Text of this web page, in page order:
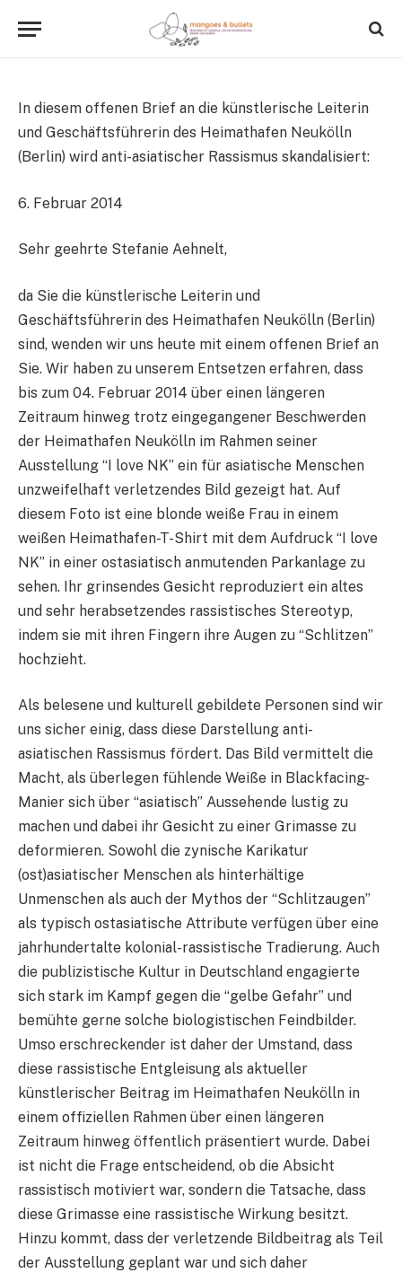
7 Mins Read
In diesem offenen Brief an die künstlerische Leiterin
und Geschäftsführerin des Heimathafen Neukölln
(Berlin) wird anti-asiatischer Rassismus skandalisiert:
6. Februar 2014
Sehr geehrte Stefanie Aehnelt,
da Sie die künstlerische Leiterin und
Geschäftsführerin des Heimathafen Neukölln (Berlin)
sind, wenden wir uns heute mit einem offenen Brief an
Sie. Wir haben zu unserem Entsetzen erfahren, dass
bis zum 04. Februar 2014 über einen längeren
Zeitraum hinweg trotz eingegangener Beschwerden
der Heimathafen Neukölln im Rahmen seiner
Ausstellung “I love NK” ein für asiatische Menschen
unzweifelhaft verletzendes Bild gezeigt hat. Auf
diesem Foto ist eine blonde weiße Frau in einem
weißen Heimathafen-T-Shirt mit dem Aufdruck “I love
NK” in einer ostasiatisch anmutenden Parkanlage zu
sehen. Ihr grinsendes Gesicht reproduziert ein altes
und sehr herabsetzendes rassistisches Stereotyp,
indem sie mit ihren Fingern ihre Augen zu “Schlitzen”
hochzieht.
Als belesene und kulturell gebildete Personen sind wir
uns sicher einig, dass diese Darstellung anti-
asiatischen Rassismus fördert. Das Bild vermittelt die
Macht, als überlegen fühlende Weiße in Blackfacing-
Manier sich über “asiatisch” Aussehende lustig zu
machen und dabei ihr Gesicht zu einer Grimasse zu
deformieren. Sowohl die zynische Karikatur
(ost)asiatischer Menschen als hinterhältige
Unmenschen als auch der Mythos der “Schlitzaugen”
als typisch ostasiatische Attribute verfügen über eine
jahrhundertalte kolonial-rassistische Tradierung. Auch
die publizistische Kultur in Deutschland engagierte
sich stark im Kampf gegen die “gelbe Gefahr” und
bemühte gerne solche biologistischen Feindbilder.
Umso erschreckender ist daher der Umstand, dass
diese rassistische Entgleisung als aktueller
künstlerischer Beitrag im Heimathafen Neukölln in
einem offiziellen Rahmen über einen längeren
Zeitraum hinweg öffentlich präsentiert wurde. Dabei
ist nicht die Frage entscheidend, ob die Absicht
rassistisch motiviert war, sondern die Tatsache, dass
diese Grimasse eine rassistische Wirkung besitzt.
Hinzu kommt, dass der verletzende Bildbeitrag als Teil
der Ausstellung geplant war und sich daher